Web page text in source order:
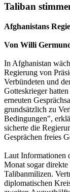
Taliban
Afghanistans
Von Willi
In Afghanistan
Regierung von
Verbündeten und
Gotteskrieger
erneuten
grundsätzlich zu
Bedingungen",
sicherte die
Gesprächen freies
Laut Informationen
Monat sogar
Talibanmilizen.
diplomatischen